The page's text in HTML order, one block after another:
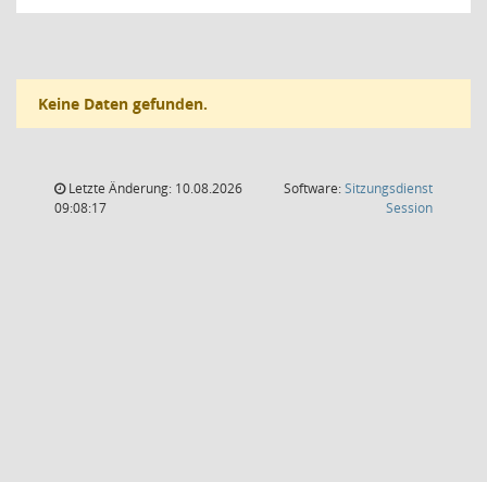
Keine Daten gefunden.
Letzte Änderung: 10.08.2026
09:08:17
Software:Sitzungsdienst
Session(Wird in